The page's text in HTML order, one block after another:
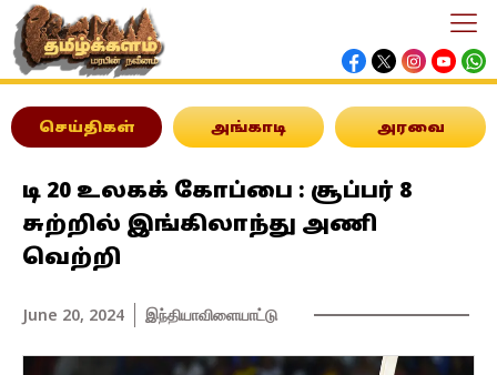
செய்திகள் அங்காடி அரவை
டி 20 உலகக் கோப்பை : சூப்பர் 8
சுற்றில் இங்கிலாந்து அணி
வெற்றி
June 20, 2024 இந்தியாவிளையாட்டு